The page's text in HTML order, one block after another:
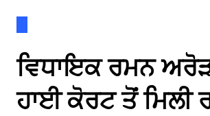
ਵਿਧਾਇਕ ਰਮਨ
ਹਾਈ ਕੋਰਟ ਤੋਂ ਮਿਲੀ